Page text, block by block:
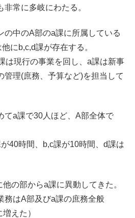
常に多岐にわたる。
の中のA部のa課に所属している
にb,c,d課が存在する。
は現行の事業を回し、a課は新事
管理(庶務、予算など)を担当して
てa課で30人ほど、A部全体で
40時間、b,c課が10時間、d課は
の部からa課に異動してきた。
務はA部及びa課の庶務全般
えた）